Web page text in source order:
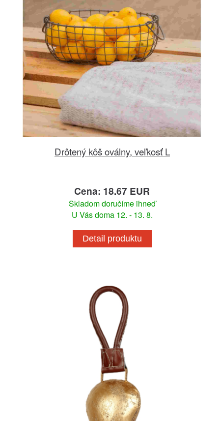
Drôtený kôš oválny, veľkosť L
Cena: 18.67 EUR
Skladom doručíme ihneď
U Vás doma 12. - 13. 8.
Detail produktu